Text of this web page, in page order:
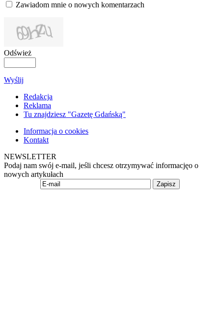
Zawiadom mnie o nowych komentarzach
Odśwież
Wyślij
Redakcja
Reklama
Tu znajdziesz "Gazetę Gdańską"
Informacja o cookies
Kontakt
NEWSLETTER
Podaj nam swój e-mail, jeśli chcesz otrzymywać informacjęo o
nowych artykułach
Zapisz